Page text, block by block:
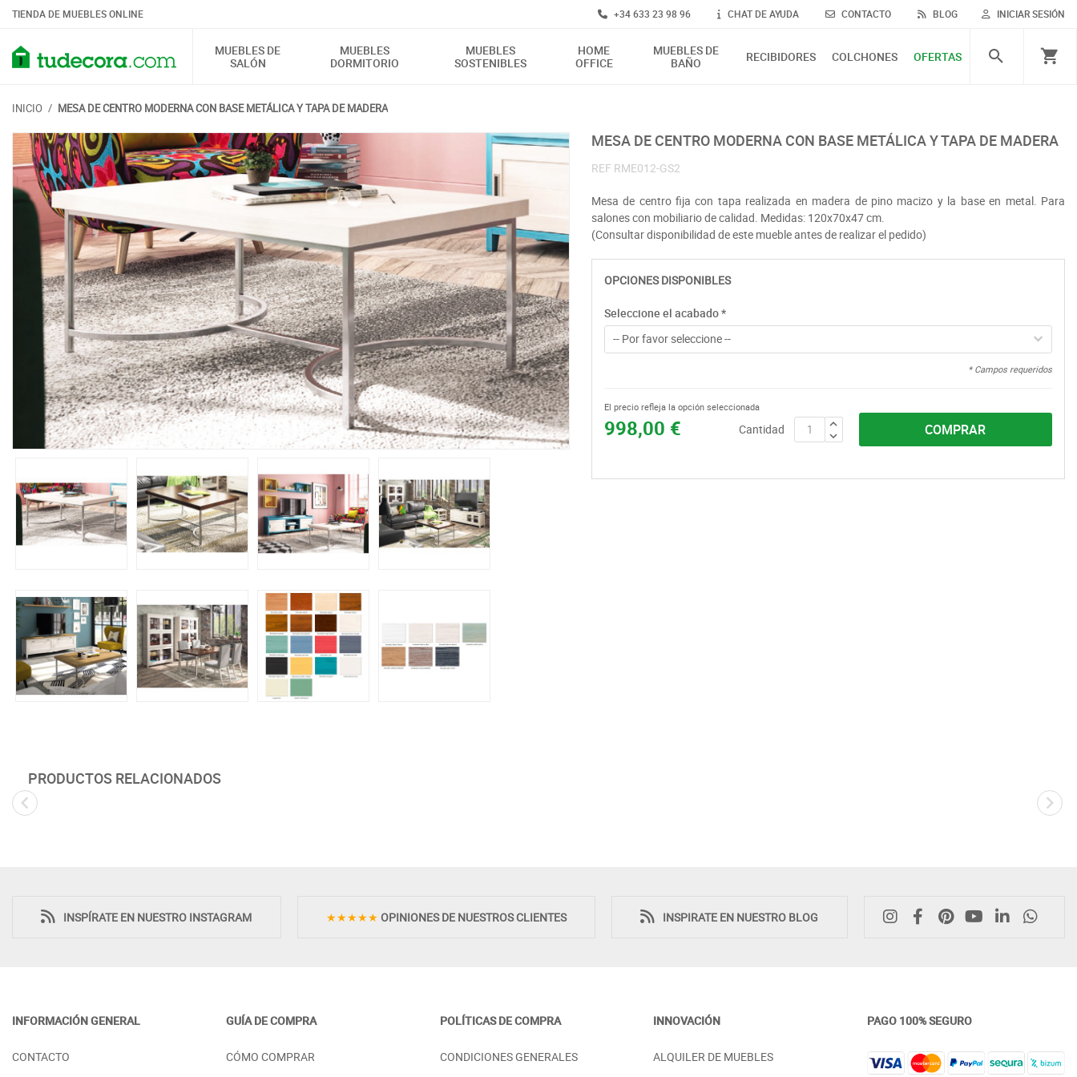
TIENDA DE MUEBLES ONLINE INICIAR SESIÓN
+34 633 23 98 96 CHAT DE AYUDA CONTACTO BLOG
MUEBLES DE
SALÓN
MUEBLES
DORMITORIO
MUEBLES
SOSTENIBLES
HOME
OFFICE
MUEBLES DE
BAÑO
RECIBIDORES COLCHONES OFERTAS
INICIO / MESA DE CENTRO MODERNA CON BASE METÁLICA Y TAPA DE MADERA
MESA DE CENTRO MODERNA CON BASE METÁLICA Y TAPA DE MADERA
REF RME012-GS2
Mesa de centro fija con tapa realizada en madera de pino macizo y la base en metal. Para
salones con mobiliario de calidad. Medidas: 120x70x47 cm.
(Consultar disponibilidad de este mueble antes de realizar el pedido)
OPCIONES DISPONIBLES
Seleccione el acabado*
-- Por favor seleccione --
* Campos requeridos
998,00 €
El precio refleja la opción seleccionada
Cantidad COMPRAR
PRODUCTOS RELACIONADOS
BALDAS Y PUERTAS EN EL
CON REVISTERO MADERA
FABRICADO EN MADERA
CON 6 PUERTAS Y 2 CAJONES
MADERA Y BASE
INSPÍRATE EN NUESTRO INSTAGRAM ★★★★★ OPINIONES DE NUESTROS CLIENTES INSPIRATE EN NUESTRO BLOG
INFORMACIÓN GENERAL
CONTACTO
GUÍA DE COMPRA
CÓMO COMPRAR
POLÍTICAS DE COMPRA
CONDICIONES GENERALES
INNOVACIÓN
ALQUILER DE MUEBLES
PAGO 100% SEGURO